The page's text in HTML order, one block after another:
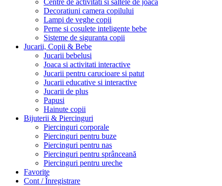
Centre de activitati si saltele de joaca
Decoratiuni camera copilului
Lampi de veghe copii
Perne si cosulete inteligente bebe
Sisteme de siguranta copii
Jucarii, Copii & Bebe
Jucarii bebelusi
Joaca si activitati interactive
Jucarii pentru carucioare si patut
Jucarii educative si interactive
Jucarii de plus
Papusi
Hainute copii
Bijuterii & Piercinguri
Piercinguri corporale
Piercinguri pentru buze
Piercinguri pentru nas
Piercinguri pentru sprânceană
Piercinguri pentru ureche
Favorite
Cont / Înregistrare